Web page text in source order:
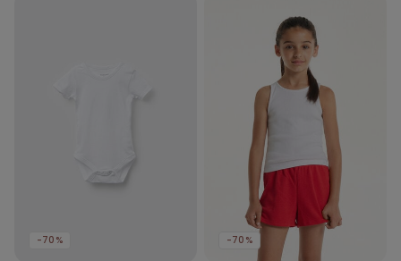
-70% -70%